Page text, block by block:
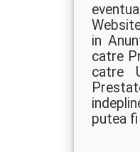
in
catre
catre
putea